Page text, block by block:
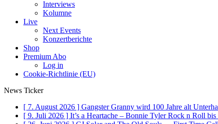
Interviews
Kolumne
Live
Next Events
Konzertberichte
Shop
Premium Abo
Log in
Cookie-Richtlinie (EU)
News Ticker
[ 7. August 2026 ] Gangster Granny wird 100 Jahre alt
[ 9. Juli 2026 ] It’s a Heartache – Bonnie Tyler Rock n Roll bis